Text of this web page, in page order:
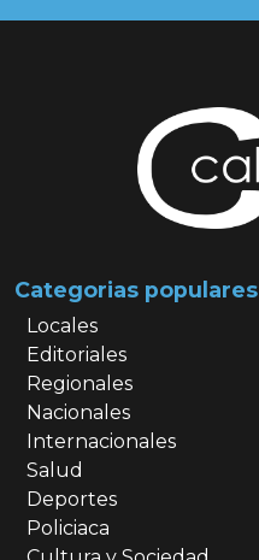
Categorias populares
Locales
Editoriales
Regionales
Nacionales
Internacionales
Salud
Deportes
Policiaca